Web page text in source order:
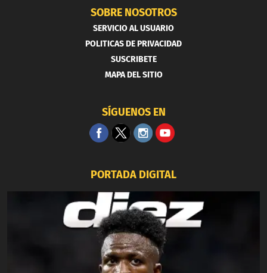
SOBRE NOSOTROS
SERVICIO AL USUARIO
POLITICAS DE PRIVACIDAD
SUSCRIBETE
MAPA DEL SITIO
SÍGUENOS EN
PORTADA DIGITAL